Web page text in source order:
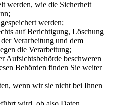
werden, wie die Sicherheit
werden;
auf Berichtigung, Löschung
Verarbeitung und dem
die Verarbeitung;
Aufsichtsbehörde beschweren
Behörden finden Sie weiter
wenn wir sie nicht bei Ihnen